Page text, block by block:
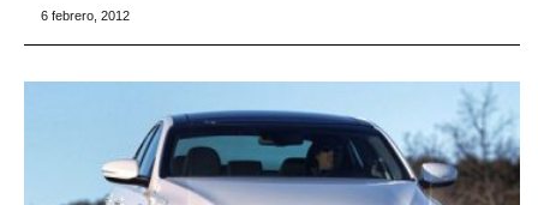
6 febrero, 2012